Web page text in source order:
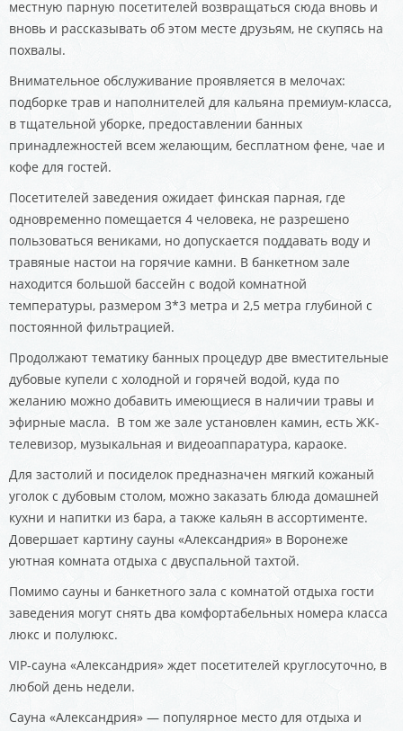
местную парную посетителей возвращаться сюда вновь и
вновь и рассказывать об этом месте друзьям, не скупясь на
похвалы.
Внимательное обслуживание проявляется в мелочах:
подборке трав и наполнителей для кальяна премиум-класса,
в тщательной уборке, предоставлении банных
принадлежностей всем желающим, бесплатном фене, чае и
кофе для гостей.
Посетителей заведения ожидает финская парная, где
одновременно помещается 4 человека, не разрешено
пользоваться вениками, но допускается поддавать воду и
травяные настои на горячие камни. В банкетном зале
находится большой бассейн с водой комнатной
температуры, размером 3*3 метра и 2,5 метра глубиной с
постоянной фильтрацией.
Продолжают тематику банных процедур две вместительные
дубовые купели с холодной и горячей водой, куда по
желанию можно добавить имеющиеся в наличии травы и
эфирные масла. В том же зале установлен камин, есть ЖК-
телевизор, музыкальная и видеоаппаратура, караоке.
Для застолий и посиделок предназначен мягкий кожаный
уголок с дубовым столом, можно заказать блюда домашней
кухни и напитки из бара, а также кальян в ассортименте.
Довершает картину сауны «Александрия» в Воронеже
уютная комната отдыха с двуспальной тахтой.
Помимо сауны и банкетного зала с комнатой отдыха гости
заведения могут снять два комфортабельных номера класса
люкс и полулюкс.
VIP-сауна «Александрия» ждет посетителей круглосуточно, в
любой день недели.
Сауна «Александрия» — популярное место для отдыха и